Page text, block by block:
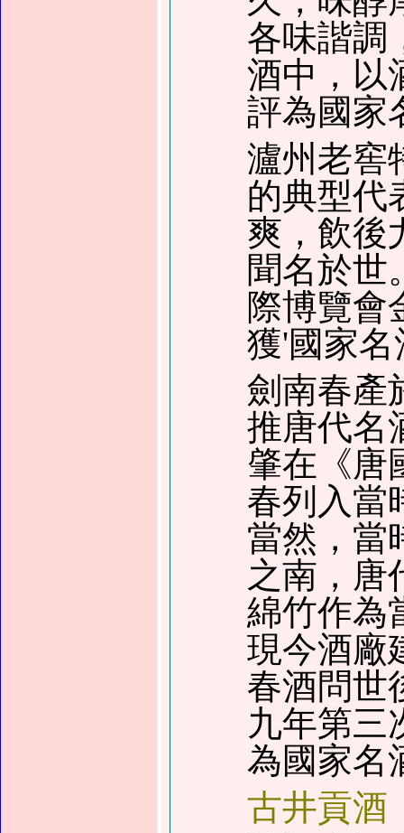
各味諧調
酒中，以
評為國家
瀘州老窖
的典型代
爽，飲後
聞名於世
際博覽會
獲'國家名
劍南春產
推唐代名
肇在 《唐
春列入當
當然，當
之南，唐
綿竹作為
現今酒廠
春酒問世
九年第三
為國家名
古井貢酒